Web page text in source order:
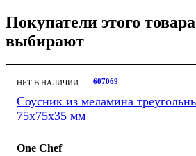
Покупатели этого
выбирают
НЕТ В НАЛИЧИИ 607069
Соусник из меламина
75х75х35 мм
One Chef